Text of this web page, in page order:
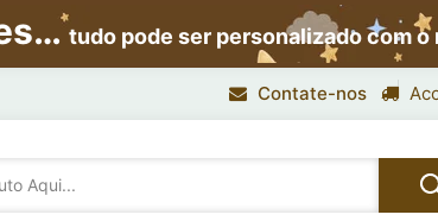
tudo pode ser personalizado com o
Contate-nos